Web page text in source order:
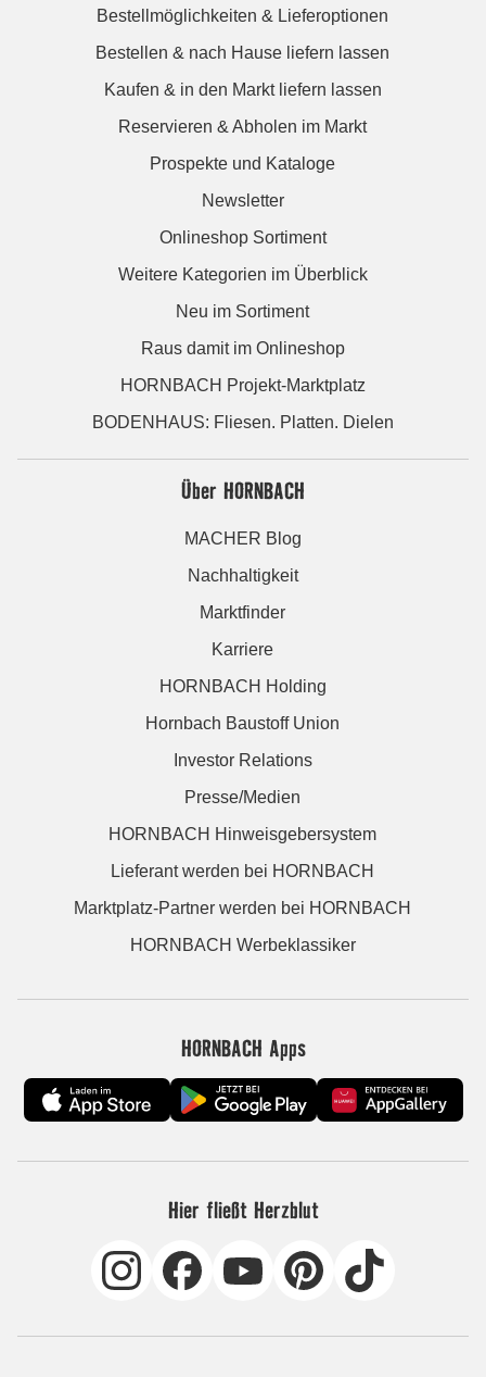
Bestellmöglichkeiten & Lieferoptionen
Bestellen & nach Hause liefern lassen
Kaufen & in den Markt liefern lassen
Reservieren & Abholen im Markt
Prospekte und Kataloge
Newsletter
Onlineshop Sortiment
Weitere Kategorien im Überblick
Neu im Sortiment
Raus damit im Onlineshop
HORNBACH Projekt-Marktplatz
BODENHAUS: Fliesen. Platten. Dielen
Über HORNBACH
MACHER Blog
Nachhaltigkeit
Marktfinder
Karriere
HORNBACH Holding
Hornbach Baustoff Union
Investor Relations
Presse/Medien
HORNBACH Hinweisgebersystem
Lieferant werden bei HORNBACH
Marktplatz-Partner werden bei HORNBACH
HORNBACH Werbeklassiker
HORNBACH Apps
Hier fließt Herzblut